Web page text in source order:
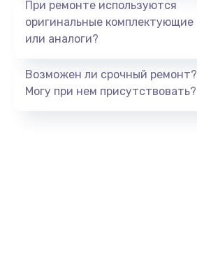
При ремонте используются
оригинальные комплектующие
или аналоги?
Возможен ли срочный ремонт?
Могу при нем присутствовать?